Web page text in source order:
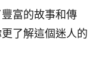
富的故事和傳
了解這個迷人的